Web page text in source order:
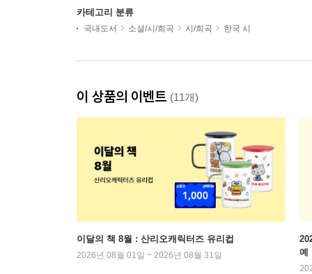
카테고리 분류
국내도서 소설/시/희곡 시/희곡 한국 시
이 상품의 이벤트 (11개)
이달의 책 8월 : 산리오캐릭터즈 유리컵
2026년 08월 01일 ~ 2026년 08월 31일
예